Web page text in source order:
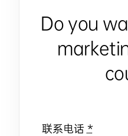
Do you
联系电话*